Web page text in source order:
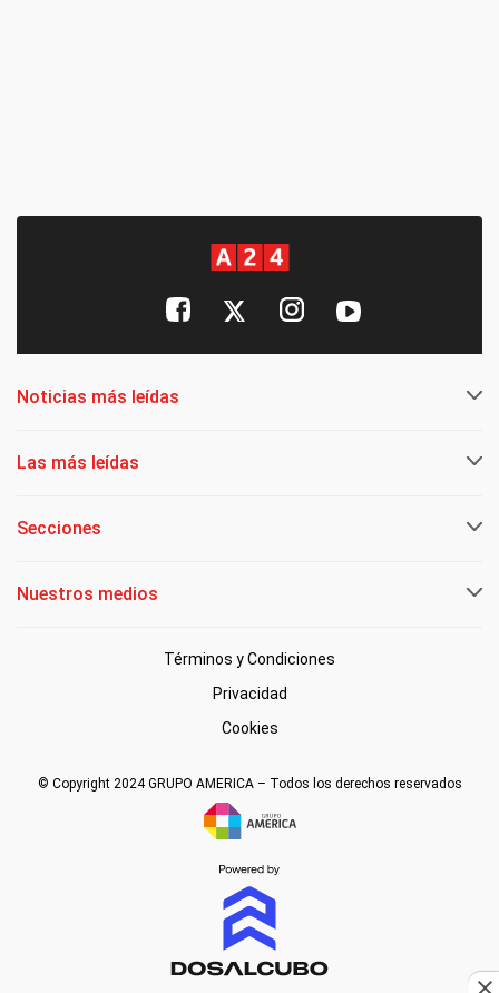
Noticias más leídas
Las más leídas
Secciones
Nuestros medios
Términos y Condiciones
Privacidad
Cookies
© Copyright 2024 GRUPO AMERICA – Todos los derechos reservados